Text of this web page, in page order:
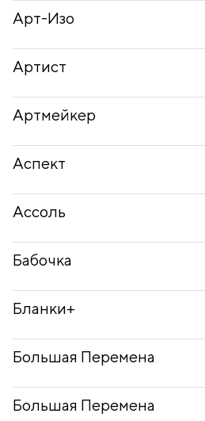
Арт-Изо
Артист
Артмейкер
Аспект
Ассоль
Бабочка
Бланки+
Большая Перемена
Большая Перемена